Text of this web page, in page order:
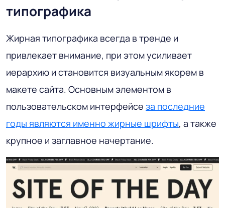
типографика
Жирная типографика всегда в тренде и
привлекает внимание, при этом усиливает
иерархию и становится визуальным якорем в
макете сайта. Основным элементом в
пользовательском интерфейсе за последние
годы являются именно жирные шрифты, а также
крупное и заглавное начертание.